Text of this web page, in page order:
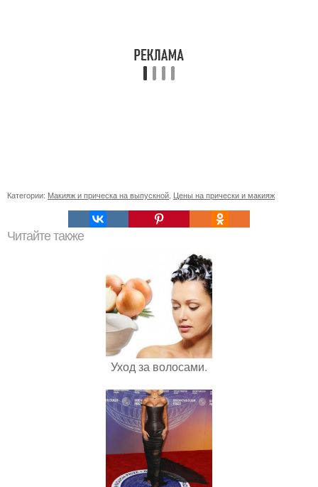
Категории: Макияж и прическа на выпускной Цены на прически и макияж
Читайте также
Уход за волосами.